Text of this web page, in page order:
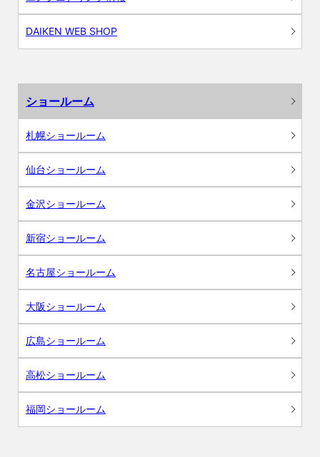
DAIKEN WEB SHOP
ショールーム
札幌ショールーム
仙台ショールーム
金沢ショールーム
新宿ショールーム
名古屋ショールーム
大阪ショールーム
広島ショールーム
高松ショールーム
福岡ショールーム